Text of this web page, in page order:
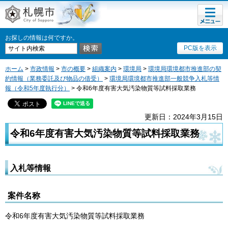
札幌市
お探しの情報は何ですか。
PC版を表示
メニュ
ー
ホーム > 市政情報 > 市の概要 > 組織案内 > 環境局 > 環境局環境都市推進部の契
約情報（業務委託及び物品の借受）
> 環境局環境都市推進部一般競争入札等情
報（令和5年度執行分）
> 令和6年度有害大気汚染物質等試料採取業務
更新日：2024年3月15日
令和6年度有害大気汚染物質等試料採取業務
入札等情報
案件名称
令和6年度有害大気汚染物質等試料採取業務